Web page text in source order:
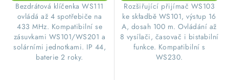
​Bezdrátová klíčenka WS111
ovládá až 4 spotřebiče na
433 MHz. Kompatibilní se
zásuvkami WS101/WS201 a
solárními jednotkami. IP 44,
baterie 2 roky.
​Rozšiřující přijímač WS103
ke składbě WS101, výstup 16
A, dosah 100 m. Ovládání až
8 vysílači, časovač i bistabilní
funkce. Kompatibilní s
WS230.